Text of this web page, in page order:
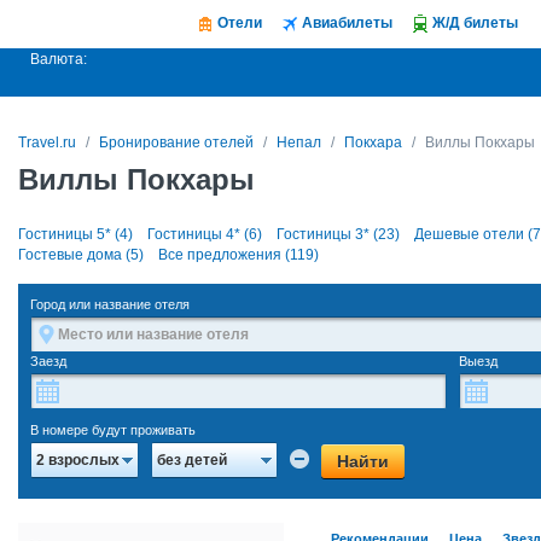
Отели Авиабилеты Ж/Д билеты
Валюта:
Travel.ru Бронирование отелей Непал Покхара Виллы Покхары
Виллы Покхары
Гостиницы 5* (4) Гостиницы 4* (6) Гостиницы 3* (23)
Дешевые отели
Гостевые дома (5)
Все предложения (119)
Город или название отеля
Заезд Выезд
В номере будут проживать
2 взрослых без детей Найти